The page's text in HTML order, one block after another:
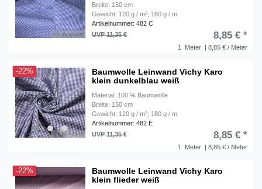
Breite: 150 cm
Gewicht: 120 g / m²; 180 g / m
Artikelnummer: 482 C
1 Meter | 8,85 € / Meter
UVP 11,35 € 8,85 € *
-22%
Baumwolle Leinwand Vichy Karo
klein dunkelblau weiß
Material: 100 % Baumwolle
Breite: 150 cm
Gewicht: 120 g / m²; 180 g / m
Artikelnummer: 482 E
1 Meter | 8,85 € / Meter
UVP 11,35 € 8,85 € *
-22%
Baumwolle Leinwand Vichy Karo
klein flieder weiß